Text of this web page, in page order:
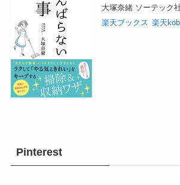
大塚奈緒 ソーテック
楽天ブックス 楽天
Pinterest